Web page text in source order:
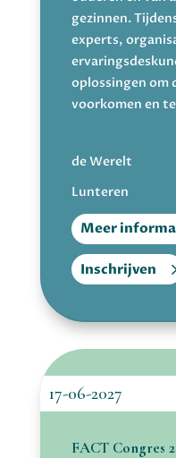
gezinnen.
experts,
oplossingen om
voorkomen en
de Werelt
Lunteren
Meer
Inschrijven
17-06-2027
FACT Congres